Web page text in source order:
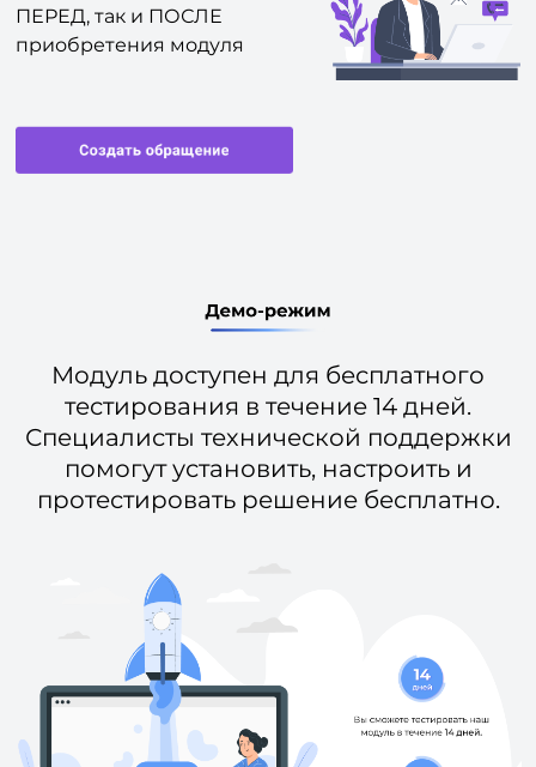
ПЕРЕД, так и ПОСЛЕ
приобретения модуля
Модуль доступен для бесплатного
тестирования в течение 14 дней.
Специалисты технической поддержки
помогут установить, настроить и
протестировать решение бесплатно.